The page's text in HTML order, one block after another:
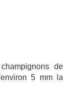
de
5 mm la